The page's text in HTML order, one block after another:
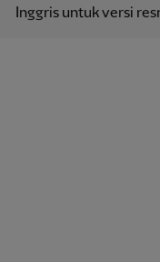
Inggris untuk versi